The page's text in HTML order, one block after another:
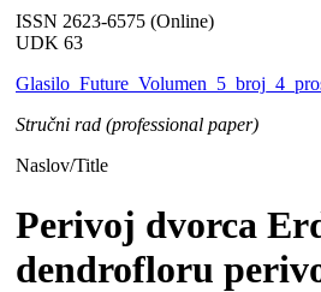
ISSN 2623-6575 (Online)
UDK 63
Stručni rad (professional paper)
Naslov/Title
Perivoj dvorca
dendrofloru